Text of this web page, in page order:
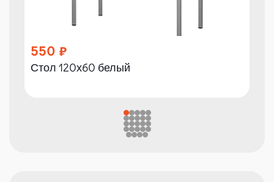
550
Стол 120х60 белый